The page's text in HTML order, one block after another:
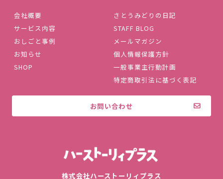
会社概要
サービス内容
おしごと事例
お知らせ
SHOP
さとうみどりの日記
STAFF BLOG
メールマガジン
個人情報保護方針
一般事業主行動計画
特定商取引法に基づく表記
お問い合わせ
株式会社ハーストーリィプラス